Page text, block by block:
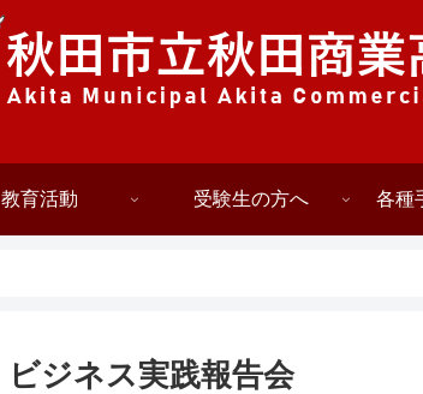
教育活動 受験生の方へ 各種
ビジネス実践報告会